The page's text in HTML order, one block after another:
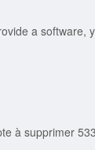
a software,
à supprimer 533